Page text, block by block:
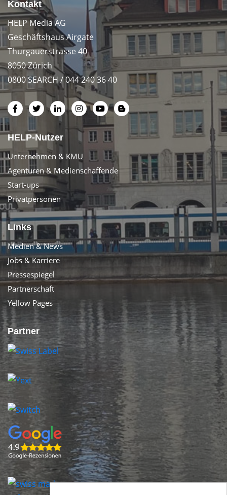
Kontakt
HELP Media AG
Geschäftshaus Airgate
Thurgauerstrasse 40
8050 Zürich
0800 SEARCH / 044 240 36 40
HELP-Nutzer
Unternehmen & KMU
Agenturen & Medienschaffende
Start-ups
Privatpersonen
Links
Medien & News
Jobs & Karriere
Pressespiegel
Partnerschaft
Yellow Pages
Partner